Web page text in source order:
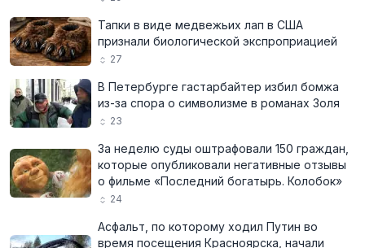
Тапки в виде медвежьих лап в США
признали биологической экспроприацией
27
В Петербурге гастарбайтер избил бомжа
из-за спора о символизме в романах Золя
23
За неделю суды оштрафовали 150 граждан,
которые опубликовали негативные отзывы
о фильме «Последний богатырь. Колобок»
24
Асфальт, по которому ходил Путин во
время посещения Красноярска, начали